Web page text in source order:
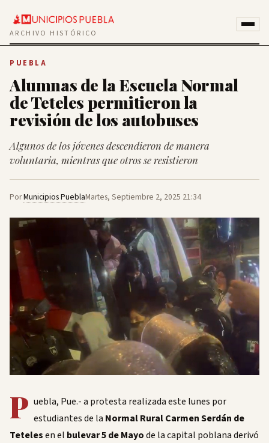
ARCHIVO HISTÓRICO
PUEBLA
Alumnas de la Escuela Normal
de Teteles permitieron la
revisión de los autobuses
Algunos de los jóvenes descendieron de manera
voluntaria, mientras que otros se resistieron
PorMunicipios PueblaMartes, Septiembre 2, 2025 21:34
P uebla, Pue.- a protesta realizada este lunes por
estudiantes de la Normal Rural Carmen Serdán de
Tetelesen el bulevar 5 de Mayode la capital poblana derivó